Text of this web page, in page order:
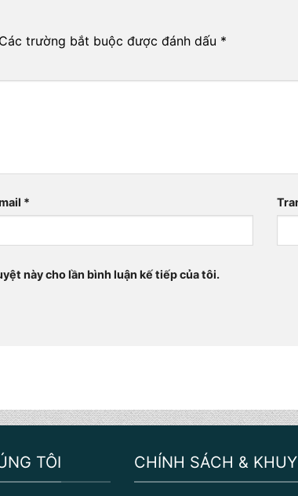
Các trường bắt buộc được đánh dấu *
*
này cho lần bình luận kế tiếp của tôi.
TÔI CHÍNH SÁCH &